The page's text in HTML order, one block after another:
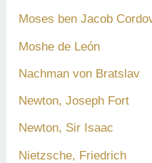
Moses ben Jacob
Moshe de León
Nachman von Bratslav
Newton, Joseph Fort
Newton, Sir Isaac
Nietzsche, Friedrich